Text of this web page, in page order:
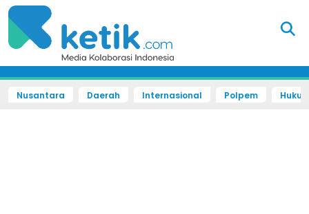
Nusantara Daerah Internasional Polpem